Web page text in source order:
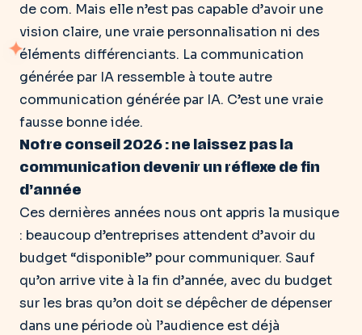
de com. Mais elle n’est pas capable d’avoir une
vision claire, une vraie personnalisation ni des
éléments différenciants. La communication
générée par IA ressemble à toute autre
communication générée par IA. C’est une vraie
fausse bonne idée.
Notre conseil 2026 : ne laissez pas la
communication devenir un réflexe de fin
d’année
Ces dernières années nous ont appris la musique
: beaucoup d’entreprises attendent d’avoir du
budget “disponible” pour communiquer. Sauf
qu’on arrive vite à la fin d’année, avec du budget
sur les bras qu’on doit se dépêcher de dépenser
dans une période où l’audience est déjà